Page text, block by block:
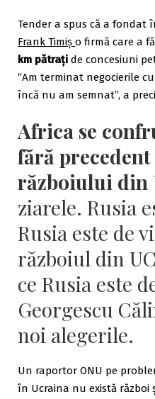
Tender a spus că a fondat
Frank Timiş o firmă care a
km pătraţi de concesiuni
“Am terminat negocierile
încă nu am semnat”, a
Africa se
fără
războiului din
ziarele. Rusia
Rusia este de
războiul din
ce Rusia este
Georgescu
noi alegerile.
Un raportor ONU pe
în Ucraina nu există război